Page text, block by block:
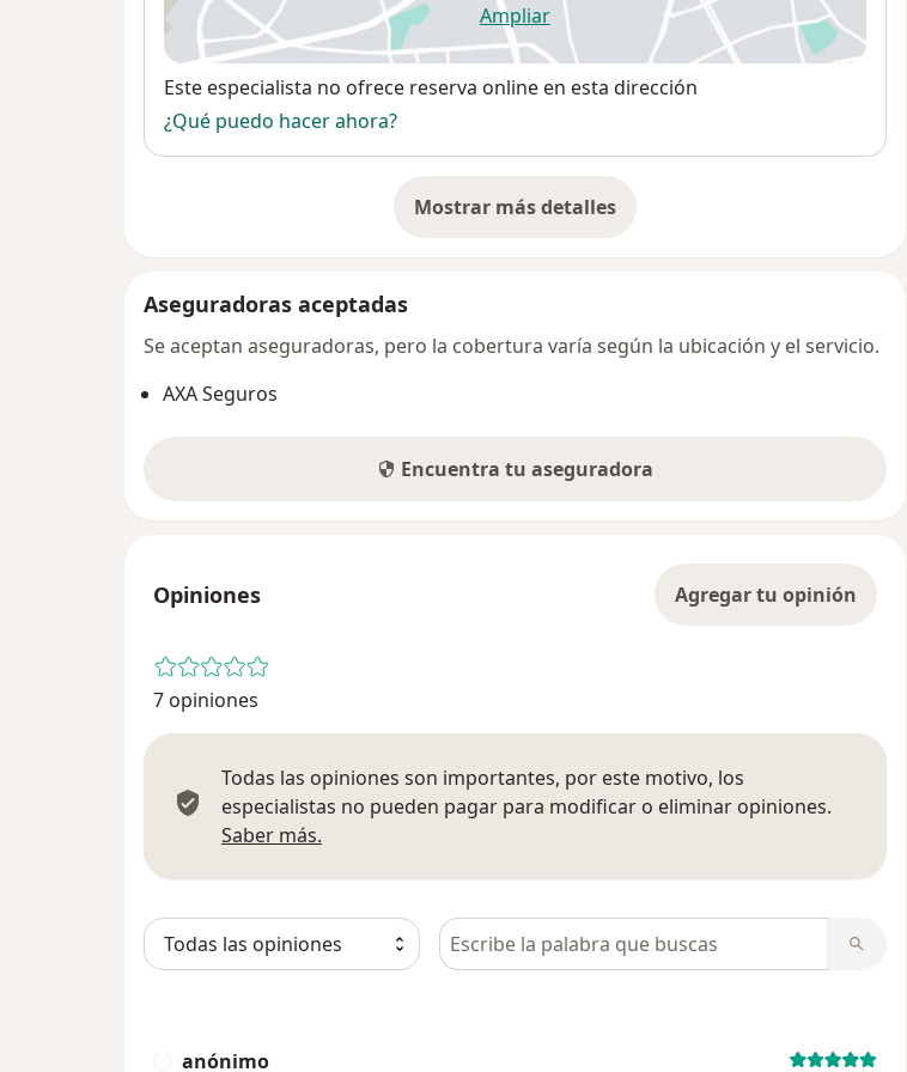
Ampliarse abre en una nueva pestaña
Disponibilidad
Este especialista no ofrece reserva online en esta dirección
¿Qué puedo hacer ahora?
Mostrar más detalles
sobre la dirección
Aseguradoras aceptadas
Se aceptan aseguradoras, pero la cobertura varía según la ubicación y el servicio.
AXA Seguros
Encuentra tu aseguradora
Opiniones Agregar tu opinión
7 opiniones
Todas las opiniones son importantes, por este motivo, los
especialistas no pueden pagar para modificar o eliminar opiniones.
Saber más.
Busca en opiniones
anónimo